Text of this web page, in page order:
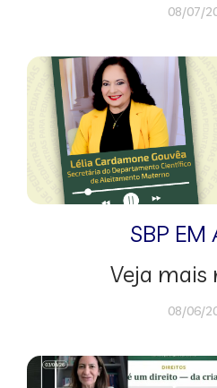
08/07/
SBP EM
Veja mais
08/06/